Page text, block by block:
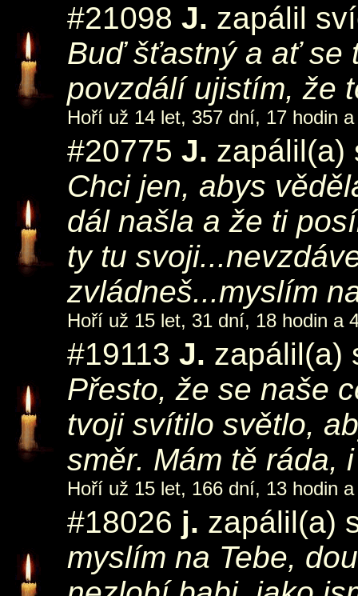
#21098 J. zapálil
Buď šťastný a ať se
povzdálí ujistím, že
Hoří už 14 let, 357 dní, 17 hodin
#20775 J.
Chci jen, abys
dál našla a že ti
ty tu
zvládneš...myslím
Hoří už 15 let, 31 dní, 18 hodin a
#19113 J.
Přesto, že se naše
tvoji svítilo světlo,
směr. Mám tě ráda,
Hoří už 15 let, 166 dní, 13 hodin
#18026 j. zapálil(a)
myslím na Tebe,